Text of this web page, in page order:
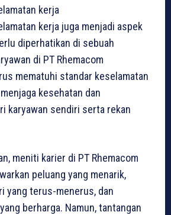
kerja
kerja juga menjadi aspek
diperhatikan di sebuah
di PT Rhemacom
mematuhi standar keselamatan
kesehatan dan
karyawan sendiri serta rekan
meniti karier di PT Rhemacom
peluang yang menarik,
yang terus-menerus, dan
berharga. Namun, tantangan